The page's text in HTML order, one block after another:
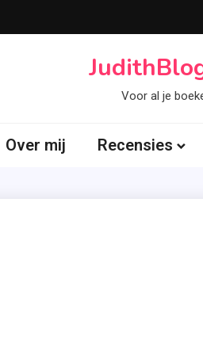
Voor al je
Over mij Recensies